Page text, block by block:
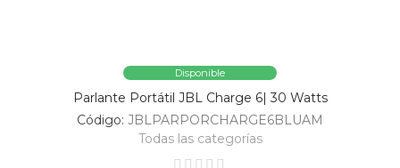
Disponible
Parlante Portátil JBL Charge 6| 30 Watts
Código: JBLPARPORCHARGE6BLUAM
Todas las categorías